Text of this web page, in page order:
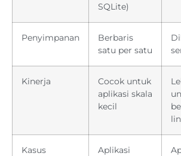
SQLite)
Penyimpanan
Berbaris
satu per satu
Kinerja
Cocok untuk
aplikasi skala
kecil
Kasus
Aplikasi